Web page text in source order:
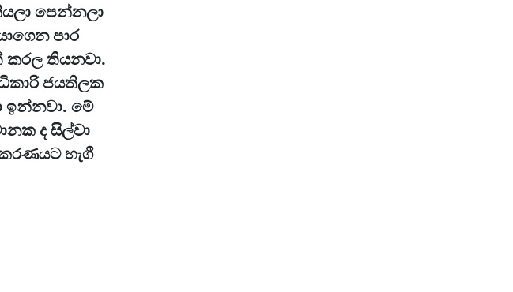
පෙන්නලා
පාර
කරල තියනවා.
ජයතිලක
ඉන්නවා. මේ
ද සිල්වා
හැගී